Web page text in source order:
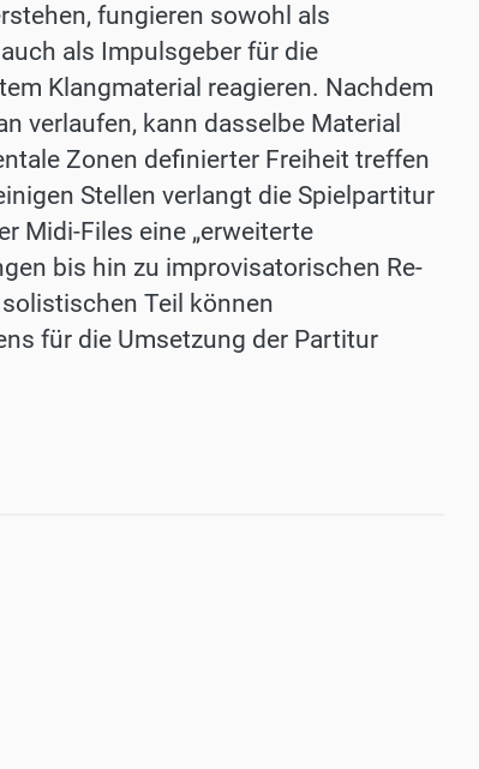
fungieren sowohl als
als Impulsgeber für die
Klangmaterial reagieren. Nachdem
verlaufen, kann dasselbe Material
Zonen definierter Freiheit treffen
Stellen verlangt die Spielpartitur
Midi-Files eine „erweiterte
bis hin zu improvisatorischen Re-
Teil können
für die Umsetzung der Partitur